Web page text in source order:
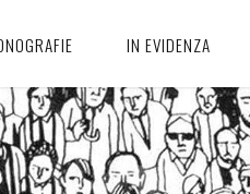
IN EVIDENZA